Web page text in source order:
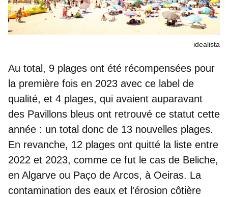
idealista
Au total, 9 plages ont été récompensées pour
la première fois en 2023 avec ce label de
qualité, et 4 plages, qui avaient auparavant
des Pavillons bleus ont retrouvé ce statut cette
année : un total donc de 13 nouvelles plages.
En revanche, 12 plages ont quitté la liste entre
2022 et 2023, comme ce fut le cas de Beliche,
en Algarve ou Paço de Arcos, à Oeiras. La
contamination des eaux et l'érosion côtière